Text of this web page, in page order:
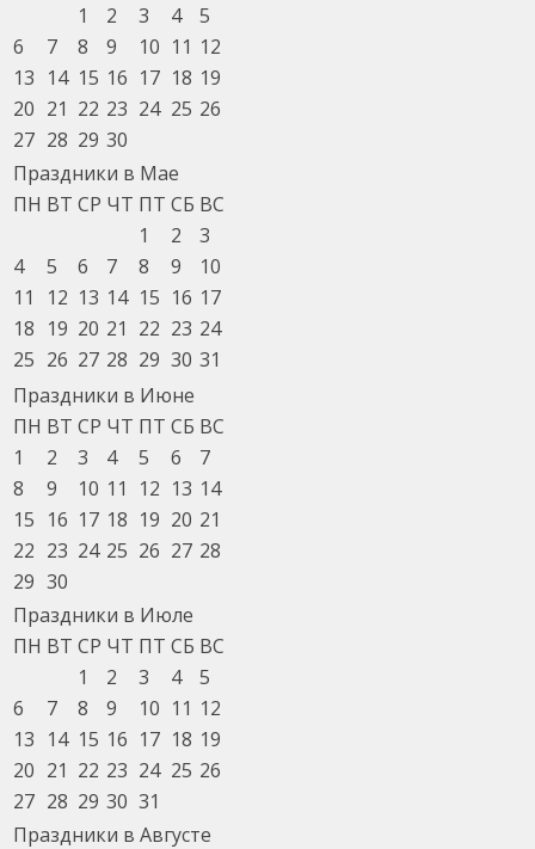
1
2 3 4
5
6
7 8 9 10 11 12
13 14 15 16 17 18 19
20 21 22 23 24 25 26
27 28 29 30
Праздники в Мае
ПН ВТ СР ЧТ ПТ СБ ВС
1
2
3
4
5 6 7 8 9
10
11
12 13 14 15 16 17
18 19 20 21 22 23 24
25 26 27 28 29 30 31
Праздники в Июне
ПН ВТ СР ЧТ ПТ СБ ВС
1
2 3 4 5 6
7
8
9 10 11 12 13 14
15 16 17 18 19 20 21
22 23 24 25 26 27 28
29 30
Праздники в Июле
ПН ВТ СР ЧТ ПТ СБ ВС
1
2 3 4
5
6
7 8 9 10 11 12
13 14 15 16 17 18 19
20 21 22 23 24 25 26
27 28 29 30 31
Праздники в Августе